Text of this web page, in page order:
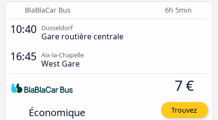
BlaBlaCar Bus 6h 5min
10:40 Dusseldorf
Gare routière centrale
16:45 Aix-la-Chapelle
West Gare
Économique
7 €
Trouvez